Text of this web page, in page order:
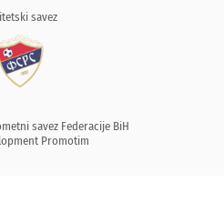
savez
savez Federacije BiH
Promotim